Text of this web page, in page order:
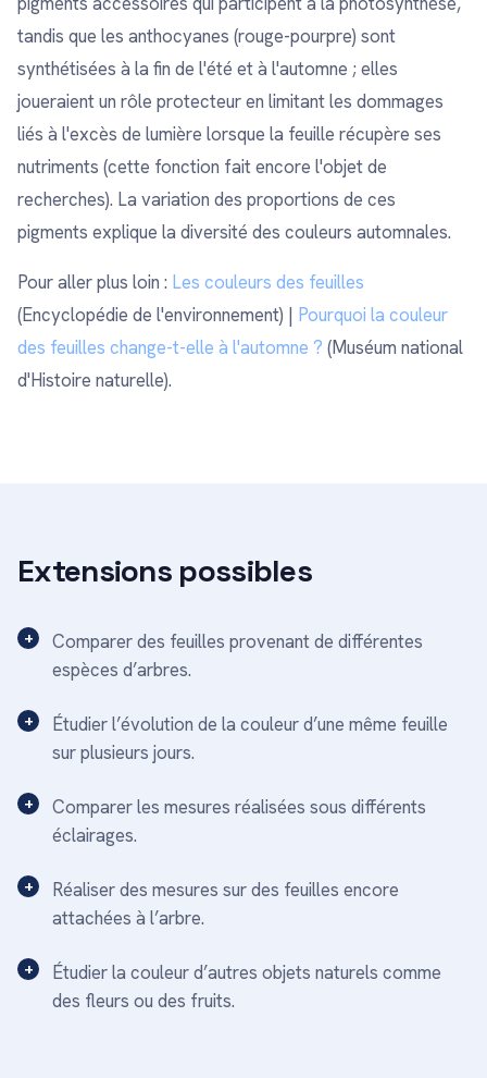
tandis que les anthocyanes (rouge-pourpre) sont
synthétisées à la fin de l'été et à l'automne ; elles
joueraient un rôle protecteur en limitant les dommages
liés à l'excès de lumière lorsque la feuille récupère ses
nutriments (cette fonction fait encore l'objet de
recherches). La variation des proportions de ces
pigments explique la diversité des couleurs automnales.
Pour aller plus loin : Les couleurs des feuilles
(Encyclopédie de l'environnement) | Pourquoi la couleur
des feuilles change-t-elle à l'automne ? (Muséum national
d'Histoire naturelle).
Extensions possibles
Comparer des feuilles provenant de différentes
espèces d’arbres.
Étudier l’évolution de la couleur d’une même feuille
sur plusieurs jours.
Comparer les mesures réalisées sous différents
éclairages.
Réaliser des mesures sur des feuilles encore
attachées à l’arbre.
Étudier la couleur d’autres objets naturels comme
des fleurs ou des fruits.